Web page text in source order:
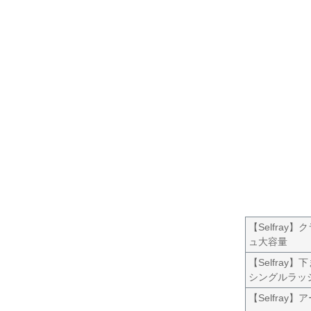
【Selfray】
ュ大容量
【Selfray】
シングルラッ
【Selfray】